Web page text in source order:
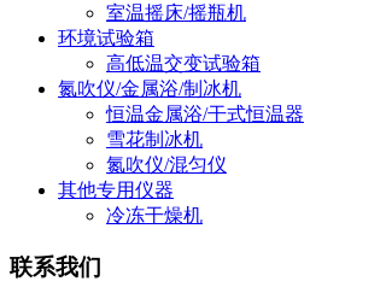
室温摇床/摇瓶机
环境试验箱
高低温交变试验箱
氮吹仪/金属浴/制冰机
恒温金属浴/干式恒温器
雪花制冰机
氮吹仪/混匀仪
其他专用仪器
冷冻干燥机
联系我们